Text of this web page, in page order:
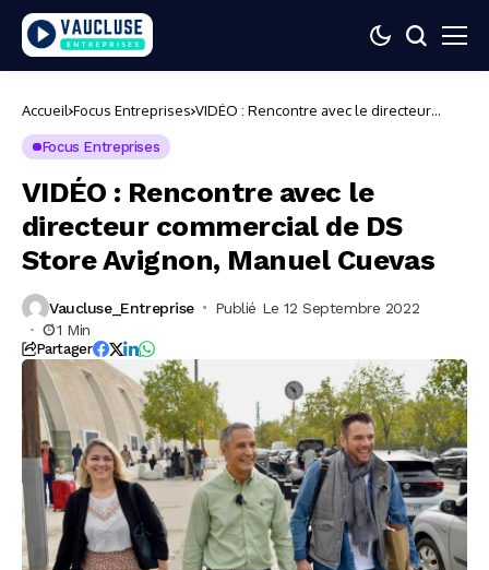
Accueil Focus Entreprises VIDÉO : Rencontre avec le directeur
Focus Entreprises
VIDÉO : Rencontre avec le
directeur commercial de DS
Store Avignon, Manuel Cuevas
Vaucluse_Entreprise
Publié Le 12 Septembre 2022
1 Min
Partager